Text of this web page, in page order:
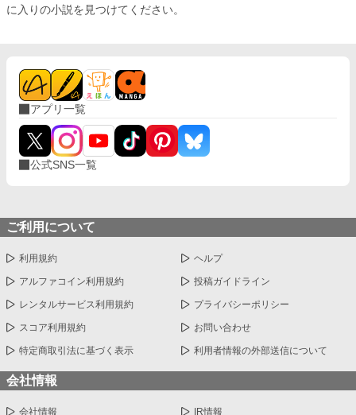
に入りの小説を見つけてください。
アプリ一覧
公式SNS一覧
ご利用について
利用規約 ヘルプ
アルファコイン利用規約 投稿ガイドライン
レンタルサービス利用規約 プライバシーポリシー
スコア利用規約 お問い合わせ
特定商取引法に基づく表示 利用者情報の外部送信について
会社情報
会社情報 IR情報